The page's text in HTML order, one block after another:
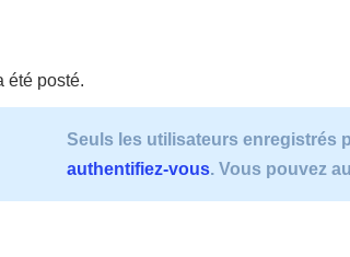
été posté.
Seuls les utilisateurs enregistrés
authentifiez-vous. Vous pouvez